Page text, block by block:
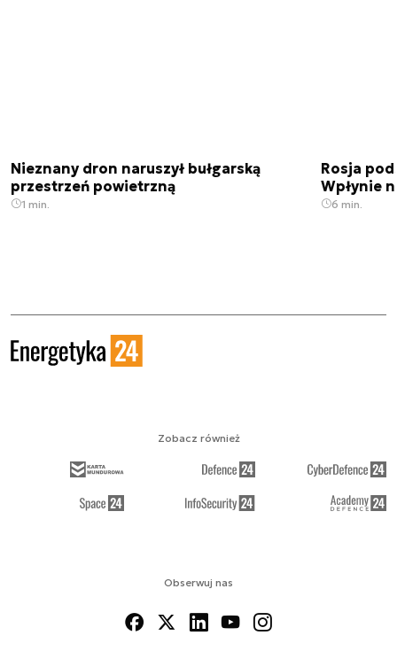
Nieznany dron naruszył bułgarską
przestrzeń powietrzną
1 min.
Rosja
Wpłynie
6 min.
Obserwuj nas
Zobacz również